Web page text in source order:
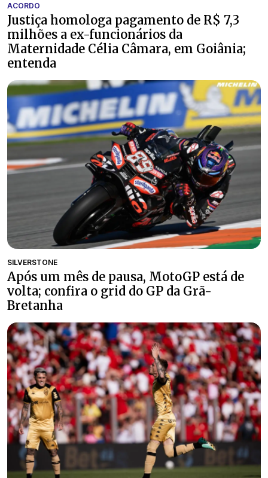
ACORDO
Justiça homologa pagamento de R$ 7,3
milhões a ex-funcionários da
Maternidade Célia Câmara, em Goiânia;
entenda
SILVERSTONE
Após um mês de pausa, MotoGP está de
volta; confira o grid do GP da Grã-
Bretanha